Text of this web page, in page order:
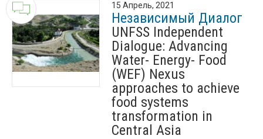
15 Апрель, 2021
Независимый Диалог
UNFSS Independent
Dialogue: Advancing
Water- Energy- Food
(WEF) Nexus
approaches to achieve
food systems
transformation in
Central Asia